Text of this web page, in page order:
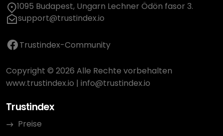
1095 Budapest, Ungarn Lechner Ödön fasor 3.
support@trustindex.io
Trustindex-Community
Copyright © 2026 Alle Rechte vorbehalten
www.trustindex.io | info@trustindex.io
Trustindex
Preise